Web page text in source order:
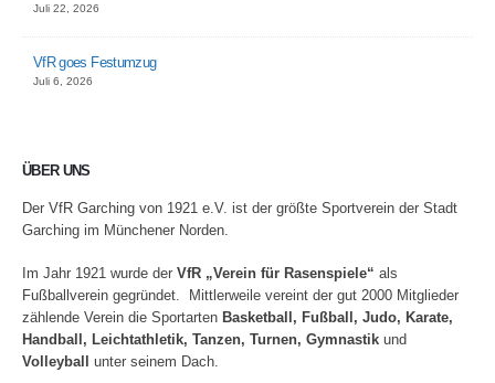
Juli 22, 2026
VfR goes Festumzug
Juli 6, 2026
ÜBER UNS
Der VfR Garching von 1921 e.V. ist der größte Sportverein der Stadt
Garching im Münchener Norden.
Im Jahr 1921 wurde der VfR „Verein für Rasenspiele“ als
Fußballverein gegründet. Mittlerweile vereint der gut 2000 Mitglieder
zählende Verein die Sportarten Basketball, Fußball, Judo, Karate,
Handball, Leichtathletik, Tanzen, Turnen, Gymnastik und
Volleyball
unter seinem Dach.